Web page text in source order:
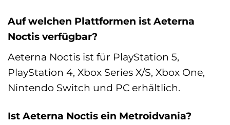
Auf welchen Plattformen ist Aeterna
Noctis verfügbar?
Aeterna Noctis ist für PlayStation 5,
PlayStation 4, Xbox Series X/S, Xbox One,
Nintendo Switch und PC erhältlich.
Ist Aeterna Noctis ein Metroidvania?